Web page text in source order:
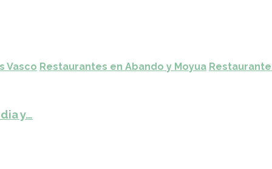
Vasco Restaurantes en Abando y Moyua
y…